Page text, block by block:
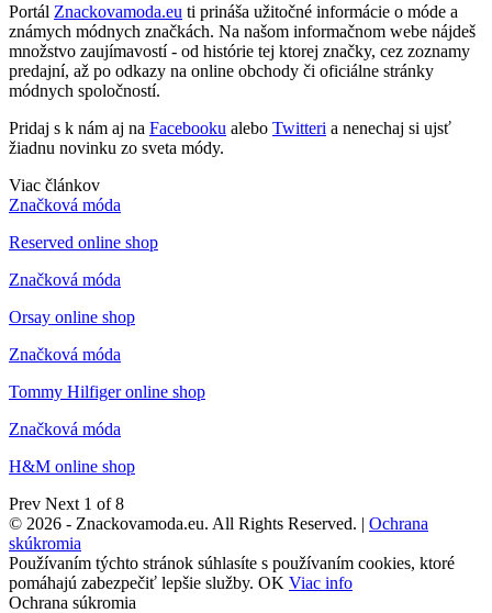
Portál Znackovamoda.eu ti prináša užitočné informácie o móde a
známych módnych značkách. Na našom informačnom webe nájdeš
množstvo zaujímavostí - od histórie tej ktorej značky, cez zoznamy
predajní, až po odkazy na online obchody či oficiálne stránky
módnych spoločností.
Pridaj s k nám aj na Facebooku alebo Twitteri a nenechaj si ujsť
žiadnu novinku zo sveta módy.
Viac článkov
Značková móda
Reserved online shop
Značková móda
Orsay online shop
Značková móda
Tommy Hilfiger online shop
Značková móda
H&M online shop
Prev Next 1 of 8
© 2026 - Znackovamoda.eu. All Rights Reserved. | Ochrana
skúkromia
Používaním týchto stránok súhlasíte s používaním cookies, ktoré
pomáhajú zabezpečiť lepšie služby. OK Viac info
Ochrana súkromia